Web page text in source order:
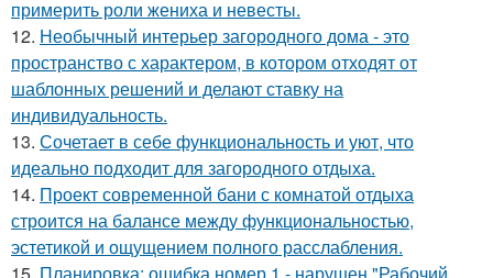
примерить роли жениха и невесты.
12. Необычный интерьер загородного дома - это
пространство с характером, в котором отходят от
шаблонных решений и делают ставку на
индивидуальность.
13. Сочетает в себе функциональность и уют, что
идеально подходит для загородного отдыха.
14. Проект современной бани с комнатой отдыха
строится на балансе между функциональностью,
эстетикой и ощущением полного расслабления.